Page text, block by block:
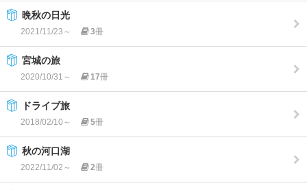
晩秋の日光
2021/11/23～ 3冊
宮城の旅
2020/10/31～ 17冊
ドライブ旅
2018/02/10～ 5冊
秋の河口湖
2022/11/02～ 2冊